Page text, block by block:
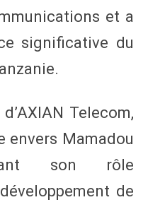
et a
significative du
Telecom,
envers Mamadou
son rôle
de